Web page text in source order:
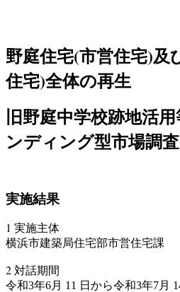
野庭住宅(市営住宅)及
住宅)全体の再生
旧野庭中学校跡地活
ンディング型市場調
実施結果
1 実施主体
横浜市建築局住宅部市営住宅課
2 対話期間
令和3年6月 11 日から令和3年7月